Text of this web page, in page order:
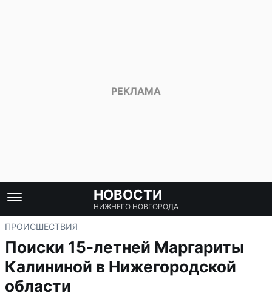
НОВОСТИ
НИЖНЕГО НОВГОРОДА
ПРОИСШЕСТВИЯ
Поиски 15-летней Маргариты
Калининой в Нижегородской
области